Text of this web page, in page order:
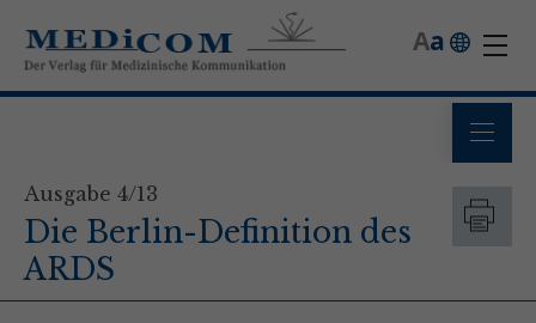
a
A
Ausgabe 4/13
Die Berlin-Definition des
ARDS